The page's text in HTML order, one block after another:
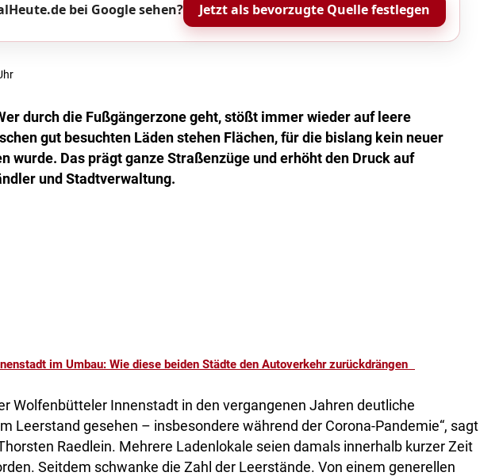
bei Google sehen? Jetzt als bevorzugte Quelle festlegen
durch die Fußgängerzone geht, stößt immer wieder auf leere
gut besuchten Läden stehen Flächen, für die bislang kein neuer
wurde. Das prägt ganze Straßenzüge und erhöht den Druck auf
und Stadtverwaltung.
im Umbau: Wie diese beiden Städte den Autoverkehr zurückdrängen
Wolfenbütteler Innenstadt in den vergangenen Jahren deutliche
Leerstand gesehen – insbesondere während der Corona-Pandemie“, sagt
Raedlein. Mehrere Ladenlokale seien damals innerhalb kurzer Zeit
Seitdem schwanke die Zahl der Leerstände. Von einem generellen